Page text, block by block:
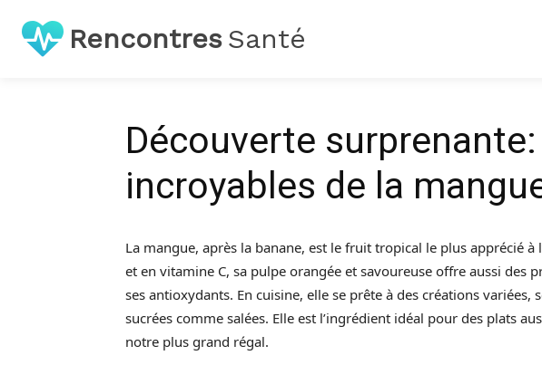
Rencontres Santé
Découverte
incroyables de la
La mangue, après la banane, est le fruit tropical le plus apprécié à
et en vitamine C, sa pulpe orangée et savoureuse offre aussi des
ses antioxydants. En cuisine, elle se prête à des créations variées,
sucrées comme salées. Elle est l’ingrédient idéal pour des plats
notre plus grand régal.